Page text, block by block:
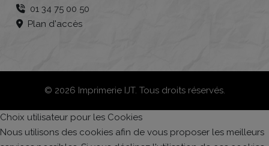
01 34 75 00 50
Plan d'accès
© 2026 Imprimerie IJT. Tous droits réservés.
Choix utilisateur pour les Cookies
Nous utilisons des cookies afin de vous proposer les meilleurs